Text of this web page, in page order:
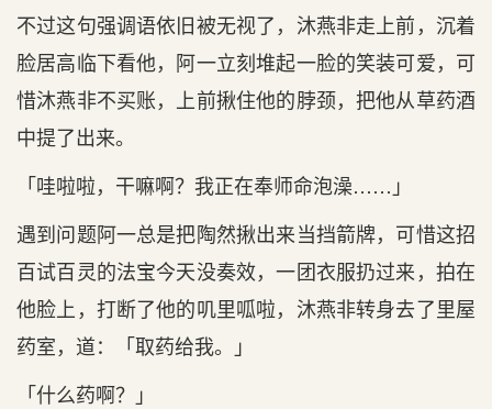
不过这句强调语依旧被无视了，沐燕非走上前，沉着
脸居高临下看他，阿一立刻堆起一脸的笑装可爱，可
惜沐燕非不买账，上前揪住他的脖颈，把他从草药酒
中提了出来。
「哇啦啦，干嘛啊？我正在奉师命泡澡……」
遇到问题阿一总是把陶然揪出来当挡箭牌，可惜这招
百试百灵的法宝今天没奏效，一团衣服扔过来，拍在
他脸上，打断了他的叽里呱啦，沐燕非转身去了里屋
药室，道：「取药给我。」
「什么药啊？」